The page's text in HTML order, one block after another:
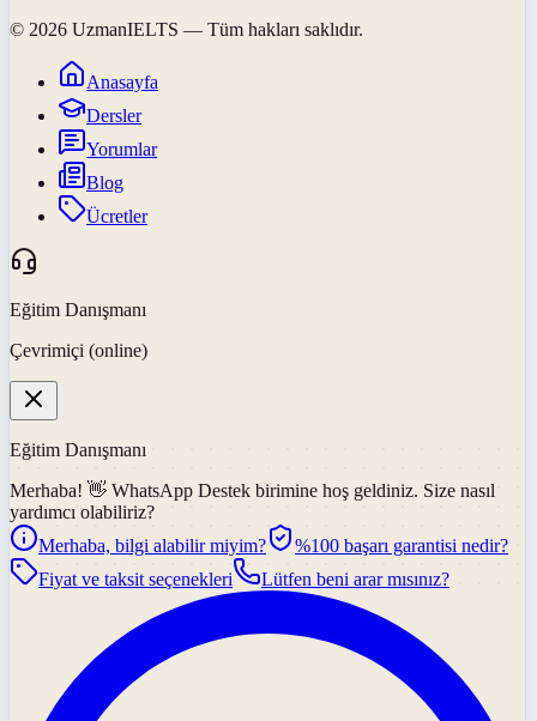
© 2026 UzmanIELTS — Tüm hakları saklıdır.
Anasayfa
Dersler
Yorumlar
Blog
Ücretler
Eğitim Danışmanı
Çevrimiçi (online)
Eğitim Danışmanı
Merhaba! 👋 WhatsApp Destek birimine hoş geldiniz. Size nasıl
yardımcı olabiliriz?
Merhaba, bilgi alabilir miyim?
%100 başarı garantisi nedir?
Fiyat ve taksit seçenekleri
Lütfen beni arar mısınız?